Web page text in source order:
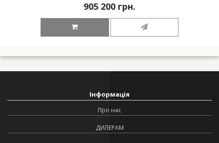
905 200 грн.
Інформація
Про нас
ДИЛЕРАМ